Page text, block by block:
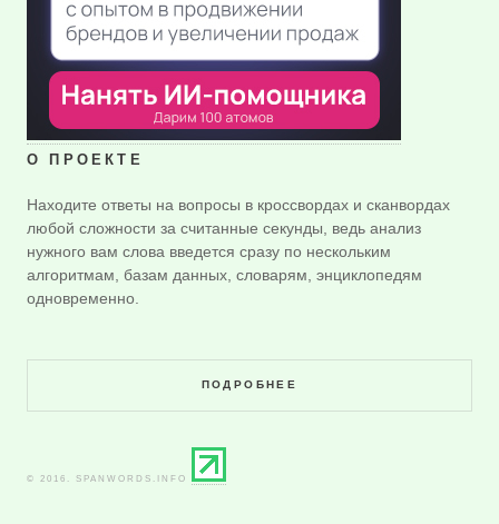
О ПРОЕКТЕ
Находите ответы на вопросы в кроссвордах и сканвордах
любой сложности за считанные секунды, ведь анализ
нужного вам слова введется сразу по нескольким
алгоритмам, базам данных, словарям, энциклопедям
одновременно.
ПОДРОБНЕЕ
© 2016. SPANWORDS.INFO